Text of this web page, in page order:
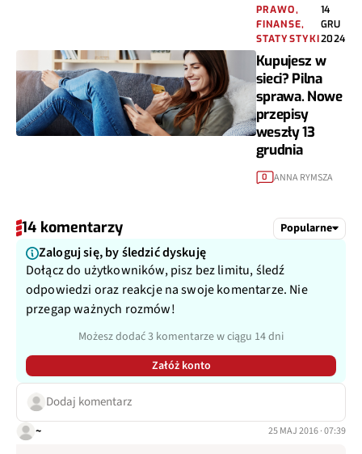
PRAWO,
FINANSE,
STATYSTYKI
14
GRU
2024
Kupujesz w
sieci? Pilna
sprawa. Nowe
przepisy
weszły 13
grudnia
0 ANNA RYMSZA
14 komentarzy Popularne
Zaloguj się, by śledzić dyskuję
Dołącz do użytkowników, pisz bez limitu, śledź
odpowiedzi oraz reakcje na swoje komentarze. Nie
przegap ważnych rozmów!
Możesz dodać 3 komentarze w ciągu 14 dni
Załóż konto
Dodaj komentarz
~ 25 MAJ 2016 · 07:39